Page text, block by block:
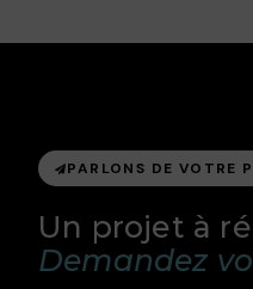
PARLONS DE VOTRE
Un projet à
Demandez